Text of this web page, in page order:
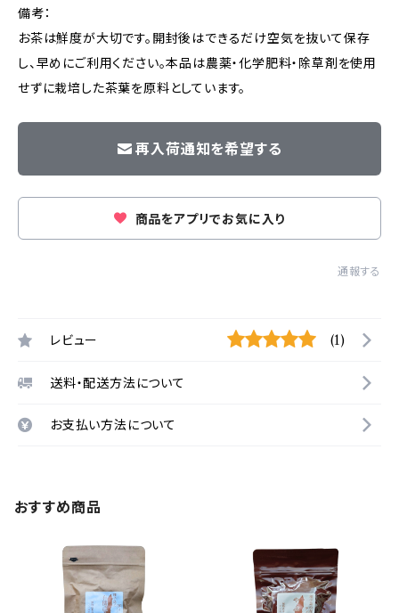
備考：
お茶は鮮度が大切です。開封後はできるだけ空気を抜いて保存
し、早めにご利用ください。本品は農薬・化学肥料・除草剤を使用
せずに栽培した茶葉を原料としています。
再入荷通知を希望する
商品をアプリでお気に入り
通報する
レビュー (1)
送料・配送方法について
お支払い方法について
おすすめ商品